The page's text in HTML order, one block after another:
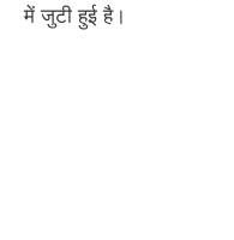
में जुटी हुई है।